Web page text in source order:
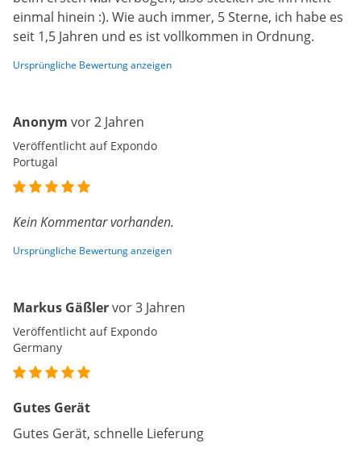
einmal hinein :). Wie auch immer, 5 Sterne, ich habe es
seit 1,5 Jahren und es ist vollkommen in Ordnung.
Ursprüngliche Bewertung anzeigen
Anonym vor 2 Jahren
Veröffentlicht auf Expondo
Portugal
Kein Kommentar vorhanden.
Ursprüngliche Bewertung anzeigen
Markus Gäßlervor 3 Jahren
Veröffentlicht auf Expondo
Germany
Gutes Gerät
Gutes Gerät, schnelle Lieferung